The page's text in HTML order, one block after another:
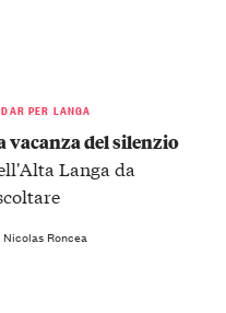
PER LANGA
vacanza del silenzio
Langa da
Roncea